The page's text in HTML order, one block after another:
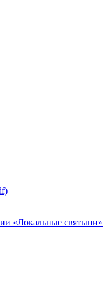
«Локальные святыни»